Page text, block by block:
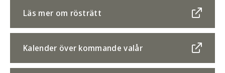
Läs mer om rösträtt
Kalender över kommande valår